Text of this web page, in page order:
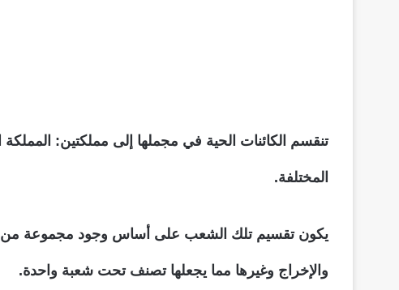
تنقسم الكائنات الحية في مجملها إلى مملكتين: المملكة
المختلفة.
يكون تقسيم تلك الشعب على أساس وجود مجموعة من
والإخراج وغيرها مما يجعلها تصنف تحت شعبة واحدة.